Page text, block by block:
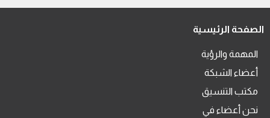
الصفحة الرئيسية
المهمة والرؤية
أعضاء الشبكة
مكتب التنسيق
نحن أعضاء في